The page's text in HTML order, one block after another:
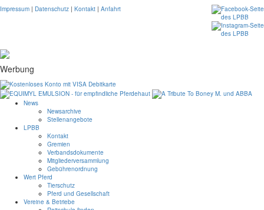
Impressum | Datenschutz | Kontakt | Anfahrt
Werbung
News
Newsarchive
Stellenangebote
LPBB
Kontakt
Gremien
Verbandsdokumente
Mitgliederversammlung
Gebührenordnung
Wert Pferd
Tierschutz
Pferd und Gesellschaft
Vereine & Betriebe